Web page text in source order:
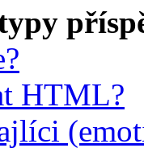
HTML?